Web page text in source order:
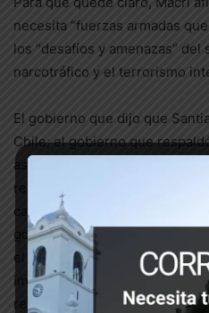
necesita “fuerzas armadas
los “desafíos y amenazas” del
narcotráfico y el terrorismo
El gobierno que dijo que
Chile; el gobierno que
asesinato por la espalda de
reprimió a trabajadores,
cacerolas, que se oponían a la
gobierno que reivindica la
el gobierno que desde su
impulsa el 2×1 para crímenes
respalda la prisión